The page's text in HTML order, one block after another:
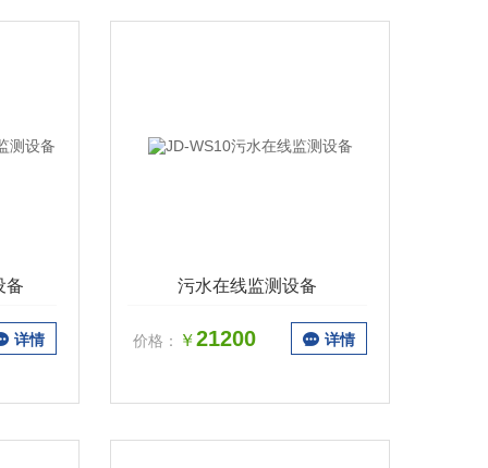
备
详情
污水在线监测设备
价格： ￥21200 详情